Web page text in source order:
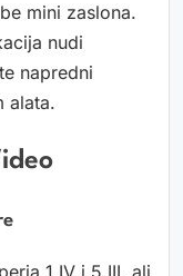
mini zaslona.
nudi
napredni
alata.
1 IV i 5 III, ali